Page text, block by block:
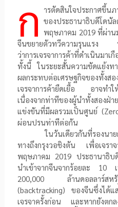
ก
ารตัดสินใจประกาศขึ้น
ของประธานาธิบดีโด
พฤษภาคม 2019ที่ผ่าน
จีนขยายตัวทวีความรุนแรง ห
ว่าการเจรจาการค้าที่ดำเนินมาเกื
ทั้งนี้ ในระยะสั้นความขัดแย้งทา
ผลกระทบต่อเศรษฐกิจของทั้ง
เจรจาการค้ายืดเยื้อ อาจทำให้
เนื่องจากท่าทีของผู้นำทั้งสองฝ่า
แข่งขันที่มีผลรวมเป็นศูนย์ (
ผ่อนปรนท่าทีต่อกัน
ในวันเดียวกันที่รองนา
ทางถึงกรุงวอชิงตัน เพื่อเจร
พฤษภาคม 2019 ประธานาธิบ
นำเข้าจากจีนจากร้อยละ
200,000 ล้านดอลลาร์สห
(backtracking) ของจีนซึ่งได้แ
เจรจาครั้งก่อน และหากยังตก